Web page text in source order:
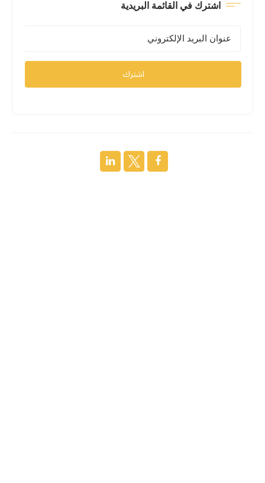
اشترك في القائمة البريدية
اشترك